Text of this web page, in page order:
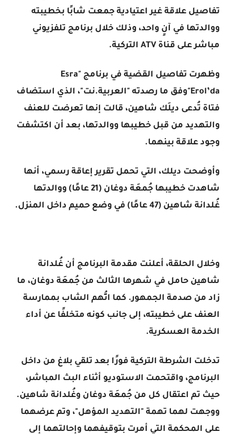
تفاصيل علاقة غير اعتيادية جمعت شابًا بخطيبته
ووالدتها في آنٍ واحد، وذلك خلال برنامج تلفزيوني
مباشر على قناة ATV التركية.
وظهرت تفاصيل القضية في برنامج "Esra
Erol’da"وفق ما رصدته "العربية.نت"، الذي استضاف
فتاة تُدعى ديلَك شاهين، قالت إنها تعرضت للعنف
والتهديد من قبل خطيبها ووالدتها، بعد أن اكتشفت
وجود علاقة بينهما.
وأوضحت ديلك، التي تحمل تقرير إعاقة رسمي، أنها
شاهدت خطيبها جُمعَة دوغان (21 عامًا) ووالدتها
غُلدانة شاهين (47 عامًا) في وضع حميم داخل المنزل.
وخلال الحلقة، أعلنت مقدمة البرنامج أن غُلدانة
شاهين حامل في شهرها الثالث من جُمعَة دوغان، ما
زاد من صدمة الجمهور. كما اتُّهم الشاب بممارسة
العنف على خطيبته، إلى جانب كونه متخلفًا عن أداء
الخدمة العسكرية.
تدخلت الشرطة التركية فورًا بعد تلقي بلاغ من داخل
البرنامج، واقتحمت الاستوديو أثناء البث المباشر،
حيث تم اعتقال كل من جُمعَة دوغان وغُلدانة شاهين.
ووجهت لهما تهمة "التهديد المؤهل"، وتم عرضهما
على المحكمة التي أمرت بتوقيفهما وإحالتهما إلى